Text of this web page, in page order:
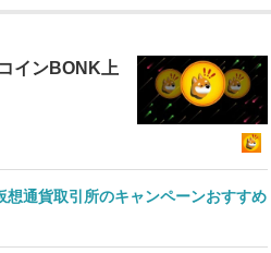
インBONK上
想通貨取引所のキャンペーンおすすめ